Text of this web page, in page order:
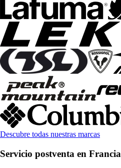
Descubre todas nuestras marcas
Servicio postventa en Francia